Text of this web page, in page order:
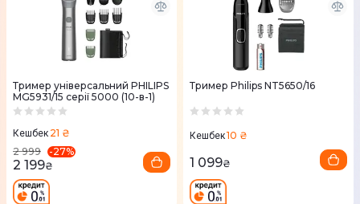
Тример універсальний PHILIPS
MG5931/15 серії 5000 (10-в-1)
Кешбек 21 ₴
2 999
-27%
2 199₴
Тример Philips NT5650/16
Кешбек10 ₴
1 099₴